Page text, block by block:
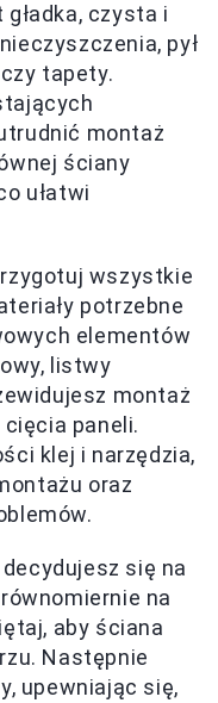
czysta i
pył
tapety.
montaż
ściany
ułatwi
wszystkie
potrzebne
elementów
listwy
montaż
paneli.
klej i narzędzia,
oraz
decydujesz się na
na
aby ściana
Następnie
upewniając się,